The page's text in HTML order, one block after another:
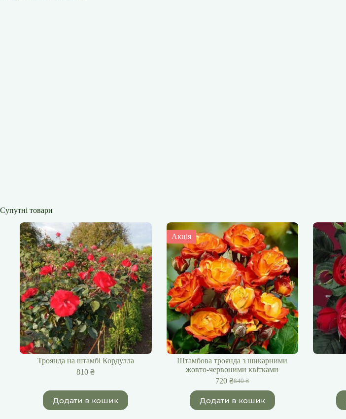
Супутні товари
Троянда на штамбі Кордулла
810₴
Додати в кошик
Акція
Штамбова троянда з шикарними
жовто-червоними квітками
840₴
Оригінальна
840 ₴.
720₴Поточна
720 ₴.
Додати в кошик